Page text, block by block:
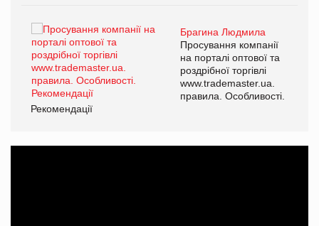
Брагина Людмила
Просування компанії
на порталі оптової та
роздрібної торгівлі
www.trademaster.ua.
правила. Особливості.
Рекомендації